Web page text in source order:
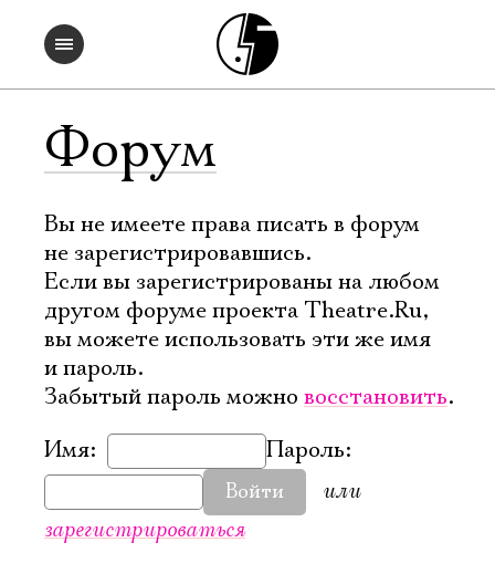
Форум
Вы не имеете права писать в форум
не зарегистрировавшись.
Если вы зарегистрированы на любом
другом форуме проекта Theatre.Ru,
вы можете использовать эти же имя
и пароль.
Забытый пароль можно восстановить.
Имя:
Пароль:
Войти
или
зарегистрироваться